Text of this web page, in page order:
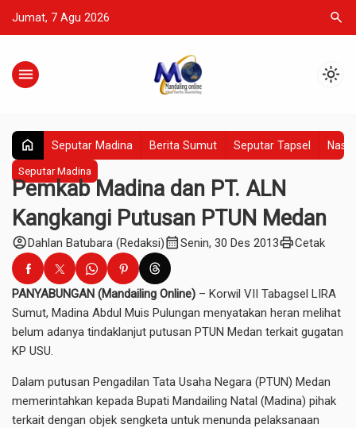
Jumat, 7 Agu 2026 search
menu light_mode
home Seputar Madina Berita Sumut Seputar Tapsel
Seputar Madina
Pemkab Madina dan PT. ALN
Kangkangi Putusan PTUN Medan
account_circleDahlan Batubara (Redaksi)calendar_monthSenin, 30 Des 2013printCetak
PANYABUNGAN (Mandailing Online) – Korwil VII Tabagsel LIRA
Sumut, Madina Abdul Muis Pulungan menyatakan heran melihat
belum adanya tindaklanjut putusan PTUN Medan terkait gugatan
KP USU.
Dalam putusan Pengadilan Tata Usaha Negara (PTUN) Medan
memerintahkan kepada Bupati Mandailing Natal (Madina) pihak
terkait dengan objek sengketa untuk menunda pelaksanaan